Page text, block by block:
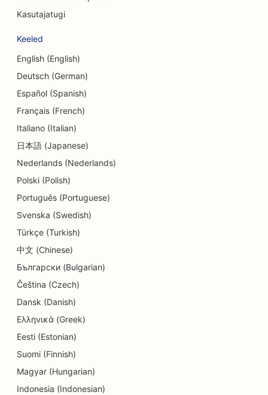
SEO võlanõustamise teenuste jaoks
SEO valuutavahetusteenuste jaoks
SEO dermabrasiooniteenuste jaoks
SEO päevakeskuste jaoks
SEO detailide kauplustele
SEO söögikohtadele
SEO koogipoodidele
SEO hariduse ja lastehoiuteenuste jaoks
SEO elektrikele
SEO keemilise puhastuse jaoks
SEO elektroonikakauplustele
SEO inseneribüroodele
SEO endodontidele
Kasutajatugi
Keeled
English (English)
Deutsch (German)
Español (Spanish)
Français (French)
Italiano (Italian)
日本語 (Japanese)
Nederlands (Nederlands)
Polski (Polish)
Português (Portuguese)
Svenska (Swedish)
Türkçe (Turkish)
中文 (Chinese)
Български (Bulgarian)
Čeština (Czech)
Dansk (Danish)
Ελληνικά (Greek)
Eesti (Estonian)
Suomi (Finnish)
Magyar (Hungarian)
Indonesia (Indonesian)